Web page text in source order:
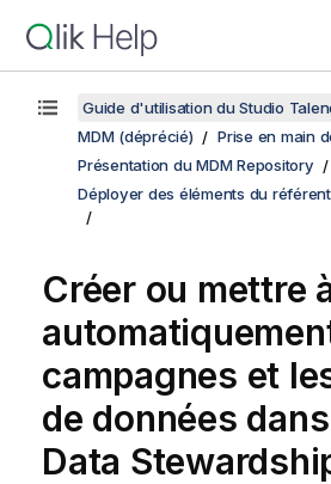
Guide d'utilisation du Studio
MDM (déprécié)
Prise en main
Présentation du MDM Repository
Déployer des éléments du
Créer ou mettre
campagnes et
de données dans
Data